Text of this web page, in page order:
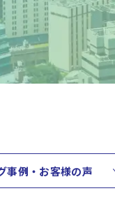
事例・お客様の声